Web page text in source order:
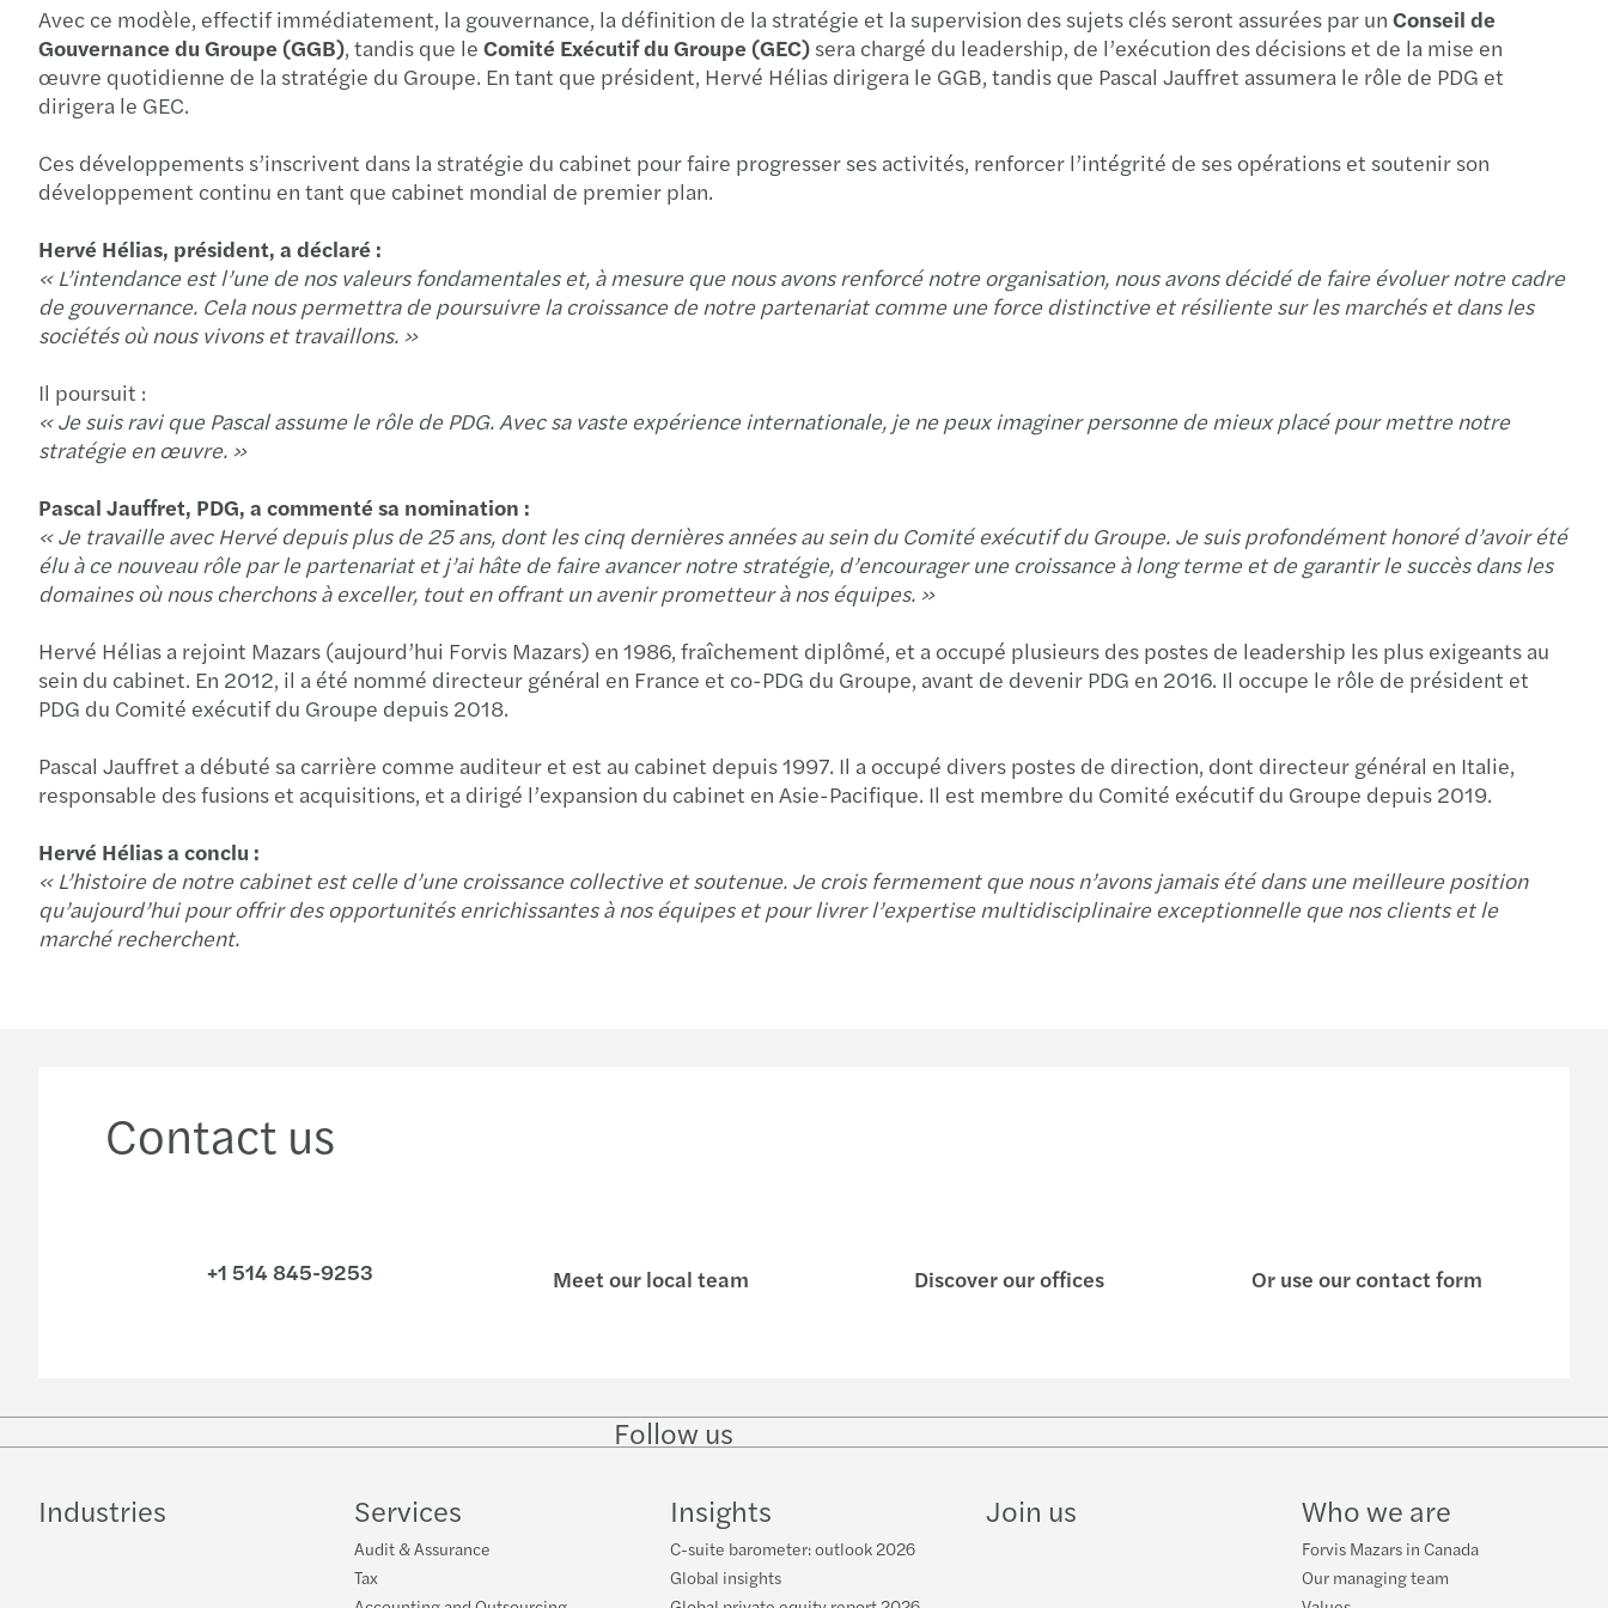
Year-end tax planning - 2024
Advancing climate scenario analysis capabilities
Responding to CSSB’s consultation
Climate-related financial disclosures
3 steps to kickstart your sustainability strategy
Getting the digital-cultural balance right
Negotiate the sale of your SME: 4 tips to follow
The 4 key factors for a successful MBO
Avec ce modèle, effectif immédiatement, la gouvernance, la définition de la stratégie et la supervision des sujets clés seront assurées par un Conseil de
Gouvernance du Groupe (GGB), tandis que le Comité Exécutif du Groupe (GEC) sera chargé du leadership, de l’exécution des décisions et de la mise en
œuvre quotidienne de la stratégie du Groupe. En tant que président, Hervé Hélias dirigera le GGB, tandis que Pascal Jauffret assumera le rôle de PDG et
dirigera le GEC.
Ces développements s’inscrivent dans la stratégie du cabinet pour faire progresser ses activités, renforcer l’intégrité de ses opérations et soutenir son
développement continu en tant que cabinet mondial de premier plan.
Hervé Hélias, président, a déclaré :
« L’intendance est l’une de nos valeurs fondamentales et, à mesure que nous avons renforcé notre organisation, nous avons décidé de faire évoluer notre cadre
de gouvernance. Cela nous permettra de poursuivre la croissance de notre partenariat comme une force distinctive et résiliente sur les marchés et dans les
sociétés où nous vivons et travaillons. »
Il poursuit :
« Je suis ravi que Pascal assume le rôle de PDG. Avec sa vaste expérience internationale, je ne peux imaginer personne de mieux placé pour mettre notre
stratégie en œuvre. »
Pascal Jauffret, PDG, a commenté sa nomination :
« Je travaille avec Hervé depuis plus de 25 ans, dont les cinq dernières années au sein du Comité exécutif du Groupe. Je suis profondément honoré d’avoir été
élu à ce nouveau rôle par le partenariat et j’ai hâte de faire avancer notre stratégie, d’encourager une croissance à long terme et de garantir le succès dans les
domaines où nous cherchons à exceller, tout en offrant un avenir prometteur à nos équipes. »
Hervé Hélias a rejoint Mazars (aujourd’hui Forvis Mazars) en 1986, fraîchement diplômé, et a occupé plusieurs des postes de leadership les plus exigeants au
sein du cabinet. En 2012, il a été nommé directeur général en France et co-PDG du Groupe, avant de devenir PDG en 2016. Il occupe le rôle de président et
PDG du Comité exécutif du Groupe depuis 2018.
Pascal Jauffret a débuté sa carrière comme auditeur et est au cabinet depuis 1997. Il a occupé divers postes de direction, dont directeur général en Italie,
responsable des fusions et acquisitions, et a dirigé l’expansion du cabinet en Asie-Pacifique. Il est membre du Comité exécutif du Groupe depuis 2019.
Hervé Hélias a conclu :
« L’histoire de notre cabinet est celle d’une croissance collective et soutenue. Je crois fermement que nous n’avons jamais été dans une meilleure position
qu’aujourd’hui pour offrir des opportunités enrichissantes à nos équipes et pour livrer l’expertise multidisciplinaire exceptionnelle que nos clients et le
marché recherchent.
Contact us
+1 514 845-9253 Meet our local team Discover our offices Or use our contact form
Follow us
on
InstagramFacebook
on
Industries Services
Audit & Assurance
Tax
Insights
C-suite barometer: outlook 2026
Global insights
Join us Who we are
Forvis Mazars in Canada
Our managing team